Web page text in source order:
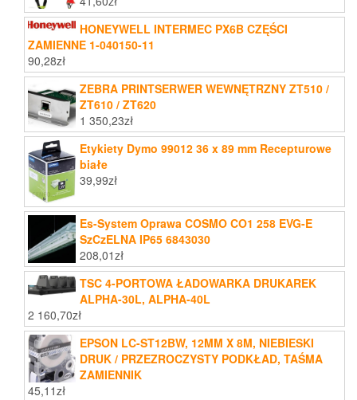
HONEYWELL INTERMEC PX6B CZĘŚCI
ZAMIENNE 1-040150-11
90,28zł
ZEBRA PRINTSERWER WEWNĘTRZNY ZT510 /
ZT610 / ZT620
1 350,23zł
Etykiety Dymo 99012 36 x 89 mm Recepturowe
białe
39,99zł
Es-System Oprawa COSMO CO1 258 EVG-E
SzCzELNA IP65 6843030
208,01zł
TSC 4-PORTOWA ŁADOWARKA DRUKAREK
ALPHA-30L, ALPHA-40L
2 160,70zł
EPSON LC-ST12BW, 12MM X 8M, NIEBIESKI
DRUK / PRZEZROCZYSTY PODKŁAD, TAŚMA
ZAMIENNIK
45,11zł